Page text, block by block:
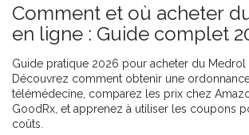
Comment et où acheter
en ligne : Guide complet
Guide pratique 2026 pour acheter du Medrol
Découvrez comment obtenir une
télémédecine, comparez les prix chez
GoodRx, et apprenez à utiliser les coupons
coûts.